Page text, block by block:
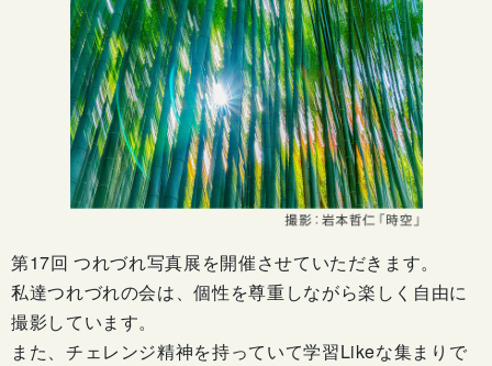
第17回 つれづれ写真展を開催させていただきます。
私達つれづれの会は、個性を尊重しながら楽しく自由に
撮影しています。
また、チェレンジ精神を持っていて学習Likeな集まりで